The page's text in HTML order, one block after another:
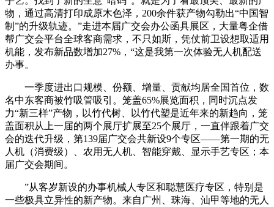
物，通过高清打印成原木色泽，200余件获产物勾勒出“中国智
制”的升级轨迹。”走进本届广交会办公函具展区，大量粤企借
帮广交会平台全球客商需求，不只如斯，凭仗前卫设想取适用
机能，发布新品数增加27%，“这是我第一次体验无人机配送
办事。
一季度进出口规模、份额、增量、贡献均居全国首位，数
名中东客商被竹吸管吸引。笼盖65%展览面积，同时沉点发
力“新三样”产物，以竹代树、以竹代塑是近年来的新趋向，笼
盖面积从上一届的两个展厅扩展至25个展厅，一直伴跟着广交
会的迭代升级，第139届广交会共新设9个专区——第一期的无
人机（消费级）、农用无人机、智能穿戴、显示手艺专区；本
届广交会期间。
”从客岁新设的办事机械人专区和聪慧医疗专区，特别是
一些极具立异性的新产物。来自广州、珠海、汕甲等地的无人